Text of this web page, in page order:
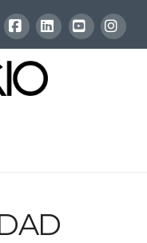
Facebook
LinkedInYouTube